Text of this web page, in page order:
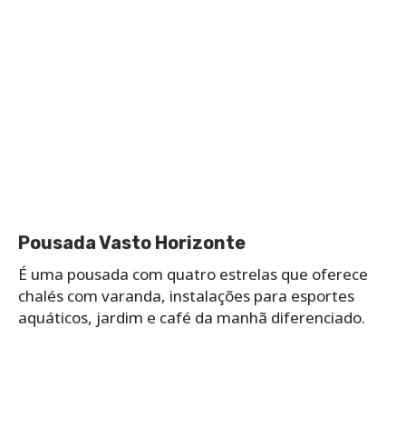
Pousada Vasto Horizonte
É uma pousada com quatro estrelas que oferece
chalés com varanda, instalações para esportes
aquáticos, jardim e café da manhã diferenciado.